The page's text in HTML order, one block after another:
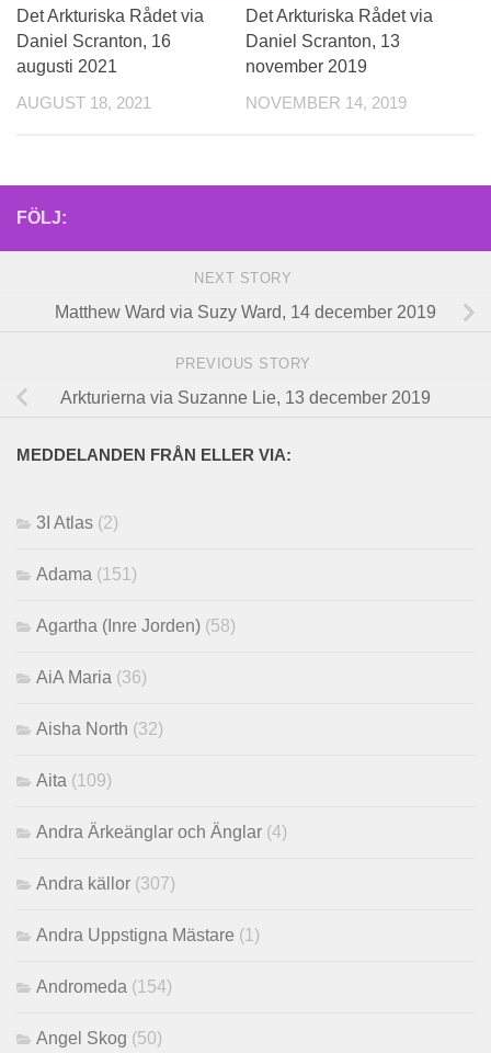
Det Arkturiska Rådet via
Daniel Scranton, 16
augusti 2021
AUGUST 18, 2021
Det Arkturiska Rådet via
Daniel Scranton, 13
november 2019
NOVEMBER 14, 2019
FÖLJ:
NEXT STORY
Matthew Ward via Suzy Ward, 14 december 2019
PREVIOUS STORY
Arkturierna via Suzanne Lie, 13 december 2019
MEDDELANDEN FRÅN ELLER VIA:
3I Atlas (2)
Adama (151)
Agartha (Inre Jorden) (58)
AiA Maria (36)
Aisha North (32)
Aita (109)
Andra Ärkeänglar och Änglar (4)
Andra källor (307)
Andra Uppstigna Mästare (1)
Andromeda (154)
Angel Skog (50)